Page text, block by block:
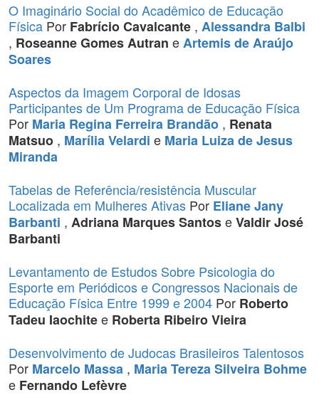
O Imaginário Social do Acadêmico de Educação
Física Por Fabrício Cavalcante , Alessandra Balbi
, Roseanne Gomes Autran eArtemis de Araújo
Soares
Aspectos da Imagem Corporal de Idosas
Participantes de Um Programa de Educação Física
Por Maria Regina Ferreira Brandão , Renata
Matsuo , Marília Velardi e Maria Luiza de Jesus
Miranda
Tabelas de Referência/resistência Muscular
Localizada em Mulheres Ativas Por Eliane Jany
Barbanti , Adriana Marques SantoseValdir José
Barbanti
Levantamento de Estudos Sobre Psicologia do
Esporte em Periódicos e Congressos Nacionais de
Educação Física Entre 1999 e 2004 Por Roberto
Tadeu Iaochitee Roberta Ribeiro Vieira
Desenvolvimento de Judocas Brasileiros Talentosos
Por Marcelo Massa , Maria Tereza Silveira Bohme
e Fernando Lefèvre